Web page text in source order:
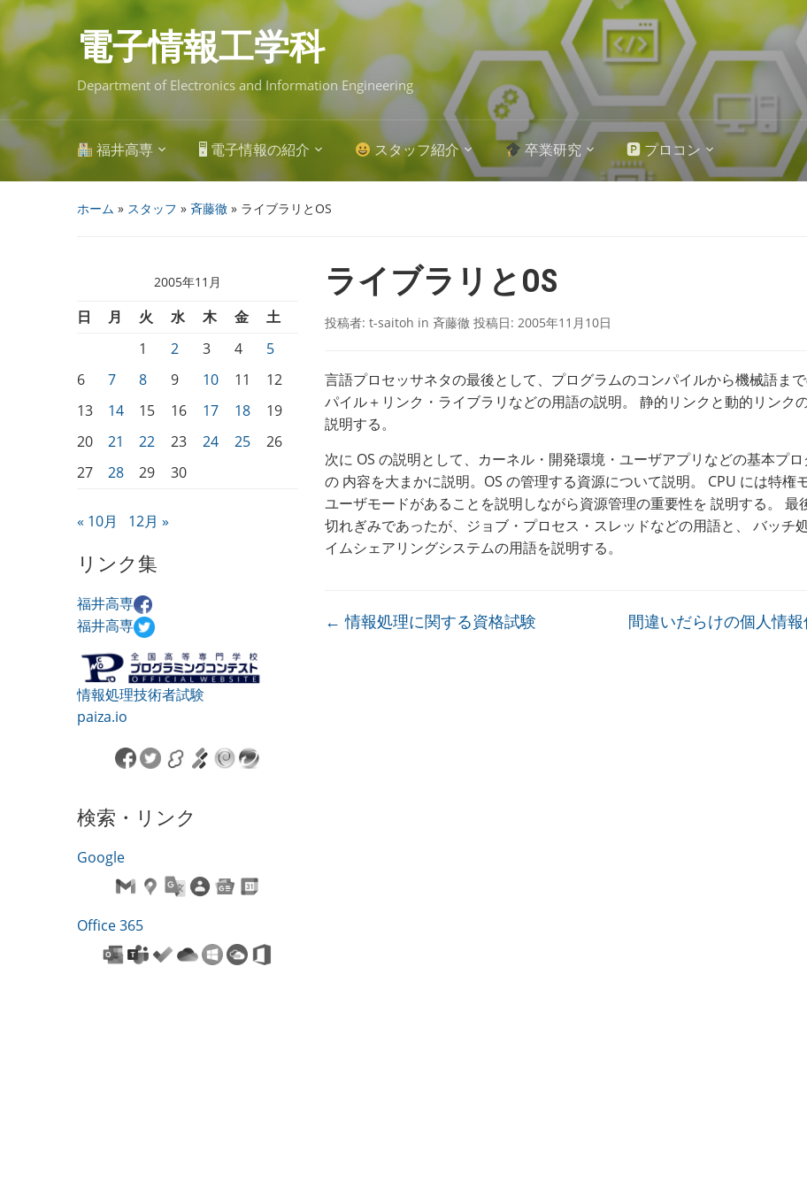
Skip
to
main
content 電子情報工学科
Department of Electronics and Information Engineering
福井高専 🖥 電子情報の紹介 スタッフ紹介 卒業研究 🅿 プロコン
ホーム » スタッフ » 斉藤徹 » ライブラリとOS
2005年11月
日 月 火 水 木 金
土
1
2 3 4
5
6
7 8 9 10 11
12
13
14 15 16 17 18
19
20
21 22 23 24 25
26
27
28 29 30
« 10月 12月 »
リンク集
福井高専
福井高専
情報処理技術者試験
paiza.io
検索・リンク
Google
Office 365
ライブラリとOS
投稿者: t-saitoh in 斉藤徹 投稿日: 2005年11月10日
言語プロセッサネタの最後として、プログラムのコンパイルから機械語ま
パイル＋リンク・ライブラリなどの用語の説明。 静的リンクと動的リンク
説明する。
次に OS の説明として、カーネル・開発環境・ユーザアプリなどの基本プロ
の 内容を大まかに説明。OS の管理する資源について説明。 CPU には特権
ユーザモードがあることを説明しながら資源管理の重要性を 説明する。 最
切れぎみであったが、ジョブ・プロセス・スレッドなどの用語と、 バッチ
イムシェアリングシステムの用語を説明する。
← 情報処理に関する資格試験 間違いだらけの個人情報